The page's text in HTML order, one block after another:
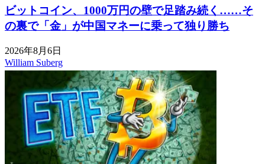
ビットコイン、1000万円の壁で足踏み続く……そ
の裏で「金」が中国マネーに乗って独り勝ち
2026年8月6日
William Suberg